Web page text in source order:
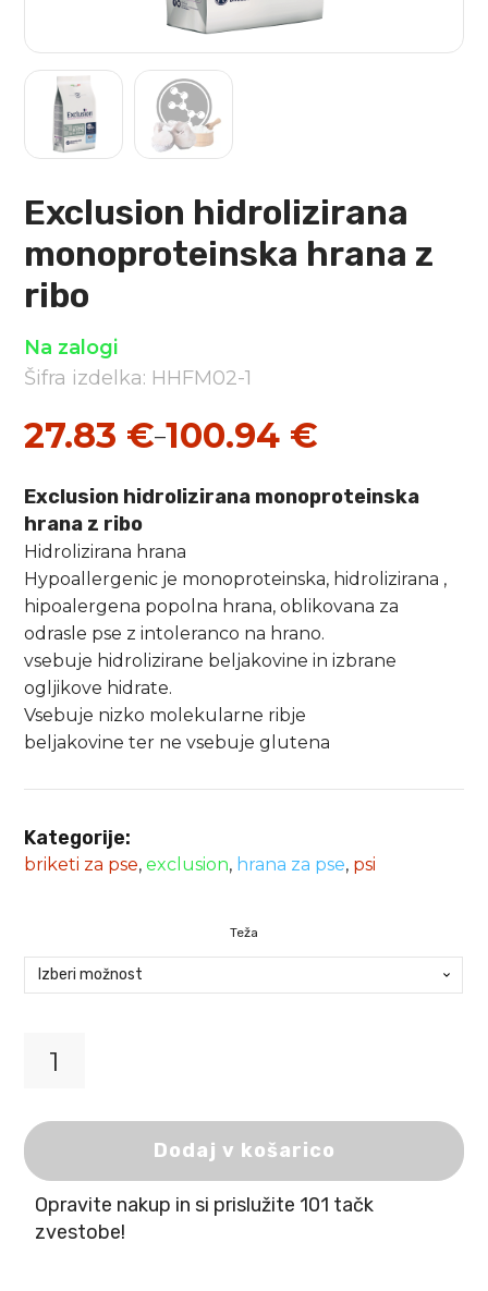
Exclusion hidrolizirana
monoproteinska hrana z
ribo
Na zalogi
Šifra izdelka: HHFM02-1
27.83 €–100.94 €
Cenovni
razpon:
od
27.83 €
do
100.94 €
Exclusion hidrolizirana monoproteinska
hrana z ribo
Hidrolizirana hrana
Hypoallergenic je monoproteinska, hidrolizirana ,
hipoalergena popolna hrana, oblikovana za
odrasle pse z intoleranco na hrano.
vsebuje hidrolizirane beljakovine in izbrane
ogljikove hidrate.
Vsebuje nizko molekularne ribje
beljakovine ter ne vsebuje glutena
Kategorije:
briketi za pse,exclusion, hrana za pse, psi
Teža
monoproteinska
hrana
z
ribo
količina
Dodaj v košarico
Opravite nakup in si prislužite 101 tačk
zvestobe!